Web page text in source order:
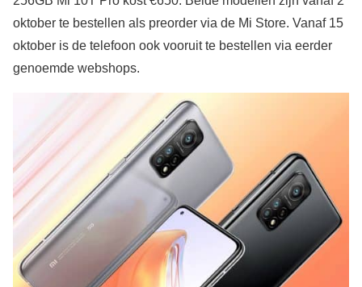
oktober te bestellen als preorder via de Mi Store. Vanaf 15
oktober is de telefoon ook vooruit te bestellen via eerder
genoemde webshops.